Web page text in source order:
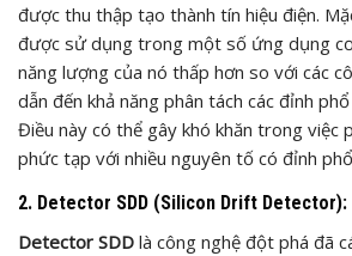
được thu thập tạo thành tín hiệu điện.
được sử dụng trong một số ứng dụng
năng lượng của nó thấp hơn so với các
dẫn đến khả năng phân tách các đỉnh
Điều này có thể gây khó khăn trong việc
phức tạp với nhiều nguyên tố có đỉnh
2. Detector SDD (Silicon Drift Detector):
Detector SDD là công nghệ đột phá đã